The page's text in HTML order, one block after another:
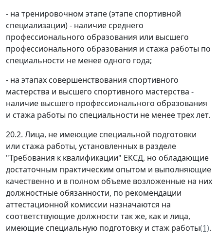
- на тренировочном этапе (этапе спортивной
специализации) - наличие среднего
профессионального образования или высшего
профессионального образования и стажа работы по
специальности не менее одного года;
- на этапах совершенствования спортивного
мастерства и высшего спортивного мастерства -
наличие высшего профессионального образования
и стажа работы по специальности не менее трех лет.
20.2. Лица, не имеющие специальной подготовки
или стажа работы, установленных в разделе
"Требования к квалификации" ЕКСД, но обладающие
достаточным практическим опытом и выполняющие
качественно и в полном объеме возложенные на них
должностные обязанности, по рекомендации
аттестационной комиссии назначаются на
соответствующие должности так же, как и лица,
имеющие специальную подготовку и стаж работы(1).